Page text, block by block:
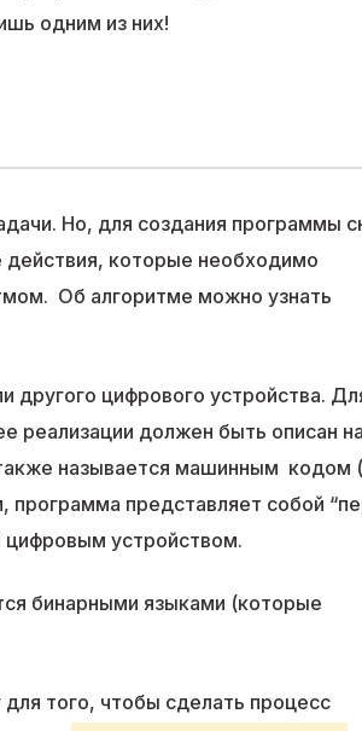
одним из них!
Но, для создания программы
которые необходимо
Об алгоритме можно узнать
другого цифрового устройства.
реализации должен быть описан на
называется машинным кодом
программа представляет собой
цифровым устройством.
бинарными языками (которые
того, чтобы сделать процесс